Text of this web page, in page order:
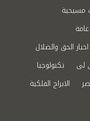
مسيحية
اخبار الحق والضلال
لى
تكنولوجيا
الابراج الفلكية